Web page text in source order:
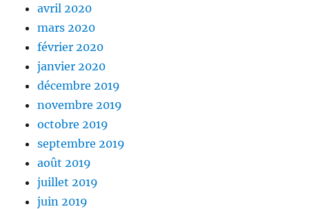
avril 2020
mars 2020
février 2020
janvier 2020
décembre 2019
novembre 2019
octobre 2019
septembre 2019
août 2019
juillet 2019
juin 2019